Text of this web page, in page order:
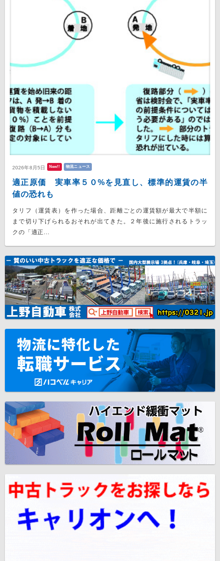
2026年8月5日 New!! 物流ニュース
適正原価 実車率５０%を見直し、標準的運賃の半
値の恐れも
タリフ（運賃表）を作った場合、距離ごとの運賃額が最大で半額に
まで切り下げられるおそれが出てきた。２年後に施行されるトラッ
クの「適正...